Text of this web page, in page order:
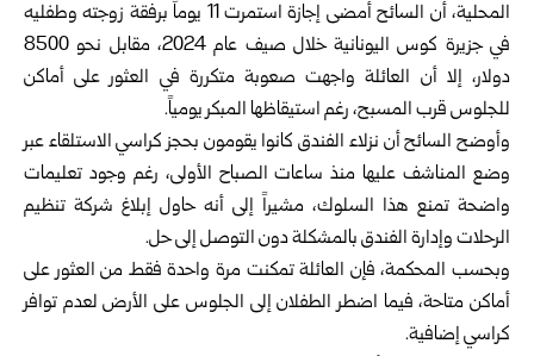
المحلية، أن السائح أمضى إجازة استمرت 11 يوماً برفقة زوجته وطفليه
في جزيرة كوس اليونانية خلال صيف عام 2024، مقابل نحو 8500
دولار، إلا أن العائلة واجهت صعوبة متكررة في العثور على أماكن
للجلوس قرب المسبح، رغم استيقاظها المبكر يومياً.
وأوضح السائح أن نزلاء الفندق كانوا يقومون بحجز كراسي الاستلقاء عبر
وضع المناشف عليها منذ ساعات الصباح الأولى، رغم وجود تعليمات
واضحة تمنع هذا السلوك، مشيراً إلى أنه حاول إبلاغ شركة تنظيم
الرحلات وإدارة الفندق بالمشكلة دون التوصل إلى حل.
وبحسب المحكمة، فإن العائلة تمكنت مرة واحدة فقط من العثور على
أماكن متاحة، فيما اضطر الطفلان إلى الجلوس على الأرض لعدم توافر
كراسي إضافية.